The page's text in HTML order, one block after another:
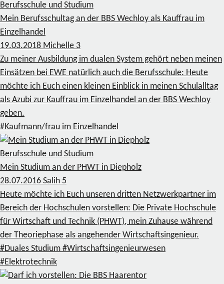
Berufsschule und Studium
Mein Berufsschultag an der BBS Wechloy als Kauffrau im
Einzelhandel
19.03.2018 Michelle 3
Zu meiner Ausbildung im dualen System gehört neben meinen
Einsätzen bei EWE natürlich auch die Berufsschule: Heute
möchte ich Euch einen kleinen Einblick in meinen Schulalltag
als Azubi zur Kauffrau im Einzelhandel an der BBS Wechloy
geben.
#Kaufmann/frau im Einzelhandel
Berufsschule und Studium
Mein Studium an der PHWT in Diepholz
28.07.2016 Salih 5
Heute möchte ich Euch unseren dritten Netzwerkpartner im
Bereich der Hochschulen vorstellen: Die Private Hochschule
für Wirtschaft und Technik (PHWT), mein Zuhause während
der Theoriephase als angehender Wirtschaftsingenieur.
#Duales Studium #Wirtschaftsingenieurwesen
#Elektrotechnik